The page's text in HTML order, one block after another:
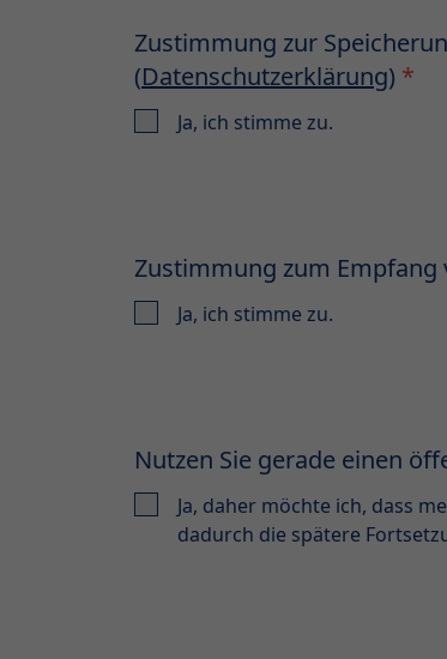
Zustimmung zur
(Datenschutzerklärung) *
Ja, ich stimme zu.
Zustimmung zum Empfang
Ja, ich stimme zu.
Nutzen Sie gerade einen
Ja, daher möchte ich, dass
dadurch die spätere